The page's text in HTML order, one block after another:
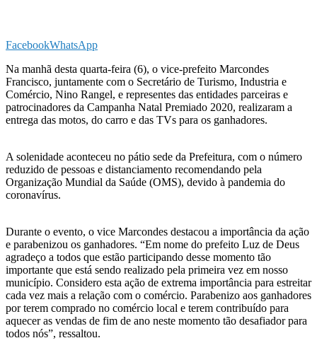
FacebookWhatsApp
Na manhã desta quarta-feira (6), o vice-prefeito Marcondes
Francisco, juntamente com o Secretário de Turismo, Industria e
Comércio, Nino Rangel, e representes das entidades parceiras e
patrocinadores da Campanha Natal Premiado 2020, realizaram a
entrega das motos, do carro e das TVs para os ganhadores.
A solenidade aconteceu no pátio sede da Prefeitura, com o número
reduzido de pessoas e distanciamento recomendando pela
Organização Mundial da Saúde (OMS), devido à pandemia do
coronavírus.
Durante o evento, o vice Marcondes destacou a importância da ação
e parabenizou os ganhadores. “Em nome do prefeito Luz de Deus
agradeço a todos que estão participando desse momento tão
importante que está sendo realizado pela primeira vez em nosso
município. Considero esta ação de extrema importância para estreitar
cada vez mais a relação com o comércio. Parabenizo aos ganhadores
por terem comprado no comércio local e terem contribuído para
aquecer as vendas de fim de ano neste momento tão desafiador para
todos nós”, ressaltou.